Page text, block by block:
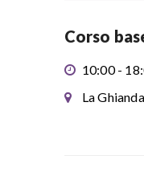
Corso
10:00 -
La